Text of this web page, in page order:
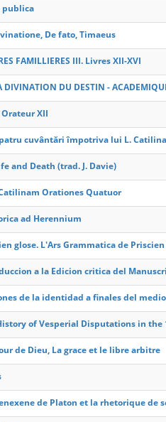
publica
De fato, Timaeus
FAMILLIERES III. Livres XII-XVI
DIVINATION DU DESTIN -
XII
cuvântări împotriva lui L. Catilina
and Death (trad. J. Davie)
Orationes Quatuor
ad Herennium
glose. L'Ars Grammatica de
a la Edicion critica del
de la identidad a finales del
of Vesperial Disputations in
de Dieu, La grace et le libre arbitre
de Platon et la rhetorique de